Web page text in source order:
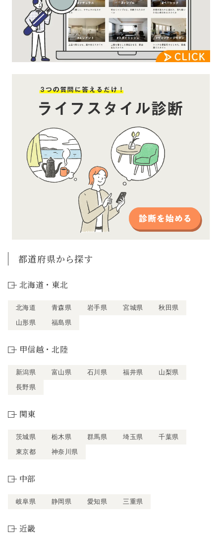
都道府県から探す
北海道・東北
北海道 青森県 岩手県 宮城県
秋田県
山形県
福島県
甲信越・北陸
新潟県 富山県 石川県 福井県
山梨県
長野県
関東
茨城県 栃木県 群馬県 埼玉県
千葉県
東京都
神奈川県
中部
岐阜県 静岡県 愛知県 三重県
近畿